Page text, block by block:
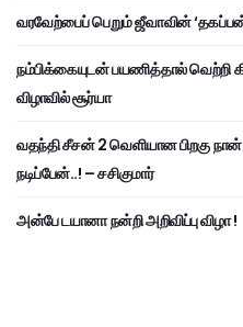
வரவேற்பைப் பெறும் ஜீவாவின்
நம்பிக்கையுடன் பயணித்தால் வெற்றி
விழாவில் சூர்யா
வதந்தி சீசன் 2 வெளியான பிறகு
நடிப்பேன்..! – சசிகுமார்
அன்பே டயானா நன்றி அறிவிப்பு விழா !